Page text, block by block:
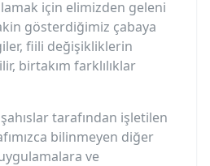
için elimizden geleni
gösterdiğimiz çabaya
fiili değişikliklerin
birtakım farklılıklar
tarafından işletilen
bilinmeyen diğer
ve